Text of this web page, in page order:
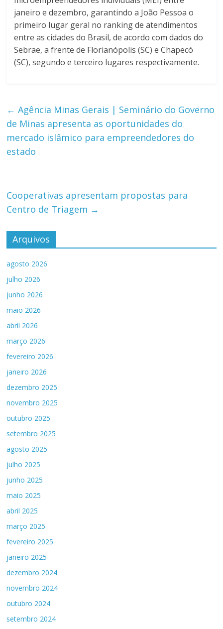
janeiro e dezembro, garantindo a João Pessoa o
primeiro lugar geral no ranking de atendimentos
entre as cidades do Brasil, de acordo com dados do
Sebrae, a frente de Florianópolis (SC) e Chapecó
(SC), segundo e terceiro lugares respectivamente.
← Agência Minas Gerais | Seminário do Governo
de Minas apresenta as oportunidades do
mercado islâmico para empreendedores do
estado
Cooperativas apresentam propostas para
Centro de Triagem →
Arquivos
agosto 2026
julho 2026
junho 2026
maio 2026
abril 2026
março 2026
fevereiro 2026
janeiro 2026
dezembro 2025
novembro 2025
outubro 2025
setembro 2025
agosto 2025
julho 2025
junho 2025
maio 2025
abril 2025
março 2025
fevereiro 2025
janeiro 2025
dezembro 2024
novembro 2024
outubro 2024
setembro 2024